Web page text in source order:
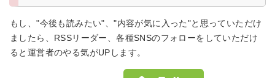
もし、"今後も読みたい"、"内容が気に入った"と思っていただけ
ましたら、RSSリーダー、各種SNSのフォローをしていただけ
ると運営者のやる気がUPします。